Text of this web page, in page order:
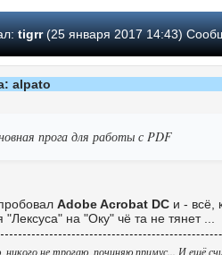
tigrr(25 января 2017 14:43)
alpato
прога для работы с PDF
Adobe Acrobat DC и - всё,
"Лексуса" на "Оку" чё та не тянет ...
никого не трогаю, починяю примус... И ещё